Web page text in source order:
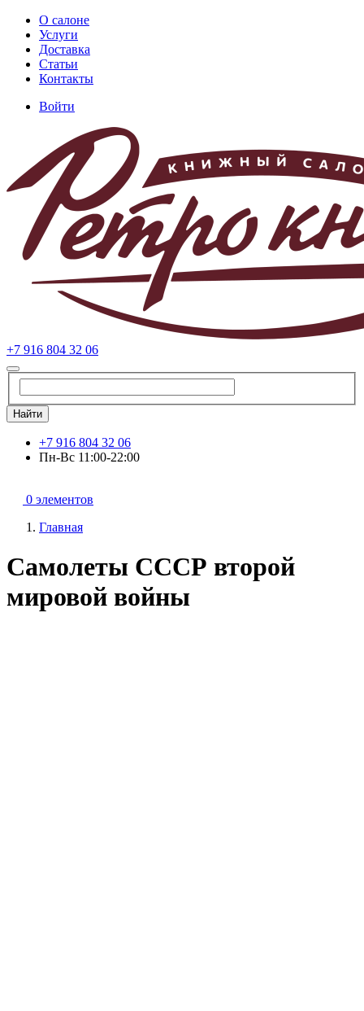
Перейти
основному
содержанию
Основная
навигация
О салоне
Услуги
Доставка
Статьи
Контакты
учётной
записи
пользователя
Войти
+7 916 804 32 06
Найти
+7 916 804 32 06
Пн-Вс 11:00-22:00
0 элементов
Главная
Самолеты СССР второй
мировой войны